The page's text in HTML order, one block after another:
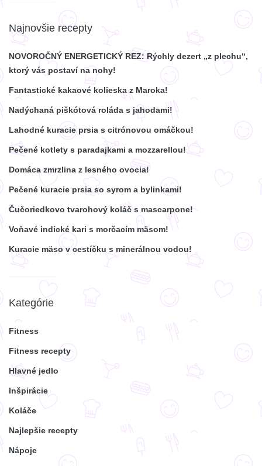
Najnovšie recepty
NOVOROČNÝ ENERGETICKÝ REZ: Rýchly dezert „z plechu“,
ktorý vás postaví na nohy!
Fantastické kakaové kolieska z Maroka!
Nadýchaná piškótová roláda s jahodami!
Lahodné kuracie prsia s citrónovou omáčkou!
Pečené kotlety s paradajkami a mozzarellou!
Domáca zmrzlina z lesného ovocia!
Pečené kuracie prsia so syrom a bylinkami!
Čučoriedkovo tvarohový koláč s mascarpone!
Voňavé indické kari s morčacím mäsom!
Kuracie mäso v cestíčku s minerálnou vodou!
Kategórie
Fitness
Fitness recepty
Hlavné jedlo
Inšpirácie
Koláče
Najlepšie recepty
Nápoje